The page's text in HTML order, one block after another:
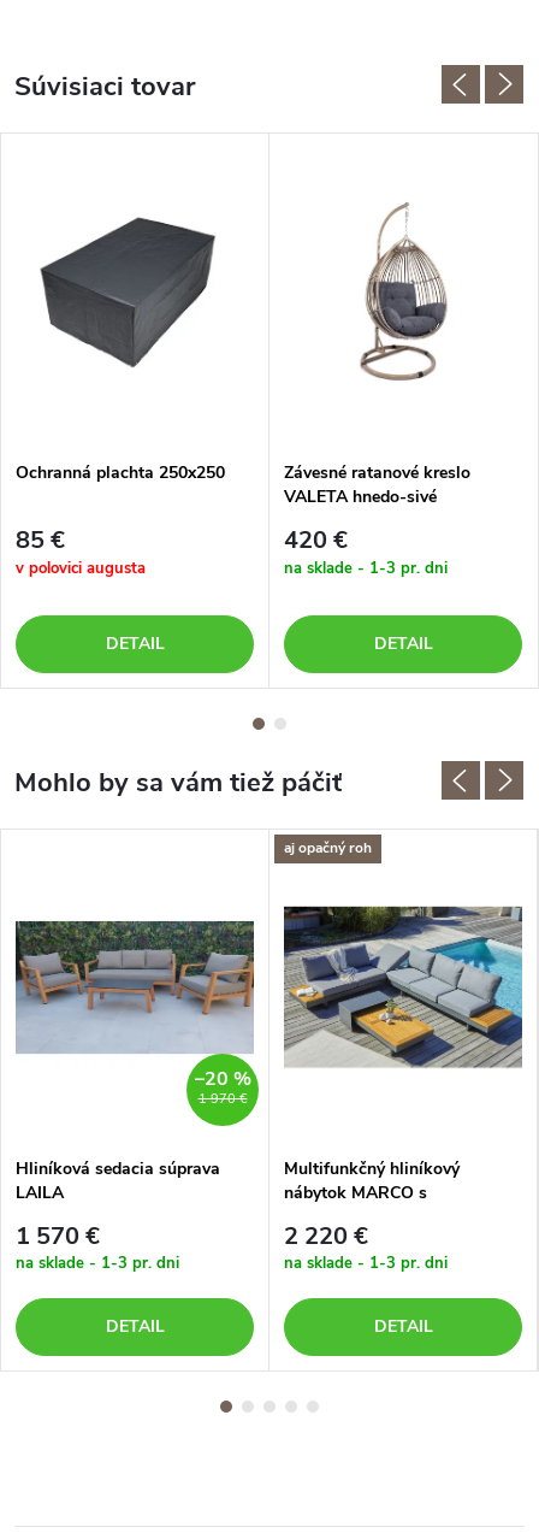
Súvisiaci tovar
Ochranná plachta 250x250
85 €
v polovici augusta
DETAIL
Závesné ratanové kreslo
VALETA hnedo-sivé
420 €
na sklade - 1-3 pr. dni
DETAIL
1 970 €
–20 %
Hliníková sedacia súprava
LAILA
1 570 €
na sklade - 1-3 pr. dni
DETAIL
aj opačný roh
Multifunkčný hliníkový
nábytok MARCO s
2 220 €
na sklade - 1-3 pr. dni
DETAIL